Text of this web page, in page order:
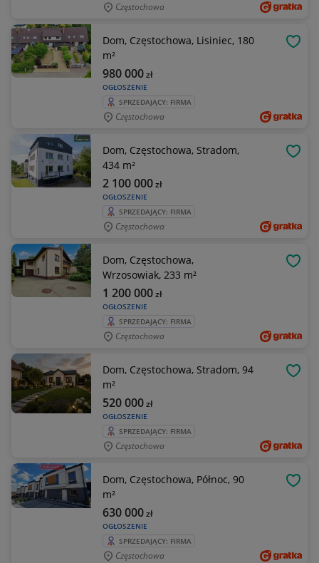
Częstochowa
Dom, Częstochowa, Lisiniec, 180
m²
OGŁOSZENIE
980 000zł
SPRZEDAJĄCY: FIRMA
Częstochowa
Dom, Częstochowa, Stradom,
434 m²
OGŁOSZENIE
2 100 000zł
SPRZEDAJĄCY: FIRMA
Częstochowa
Dom, Częstochowa,
Wrzosowiak, 233 m²
OGŁOSZENIE
1 200 000zł
SPRZEDAJĄCY: FIRMA
Częstochowa
Dom, Częstochowa, Stradom, 94
m²
OGŁOSZENIE
520 000zł
SPRZEDAJĄCY: FIRMA
Częstochowa
Dom, Częstochowa, Północ, 90
m²
OGŁOSZENIE
630 000zł
SPRZEDAJĄCY: FIRMA
Częstochowa